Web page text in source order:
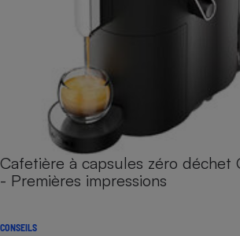
Cafetière à capsules zéro déchet
- Premières impressions
CONSEILS